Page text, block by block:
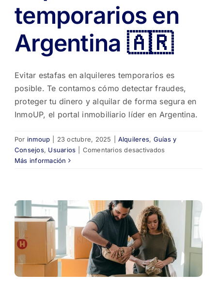
temporarios en
Argentina 🇦🇷
Evitar estafas en alquileres temporarios es
posible. Te contamos cómo detectar fraudes,
proteger tu dinero y alquilar de forma segura en
InmoUP, el portal inmobiliario líder en Argentina.
Por inmoup 23 octubre, 2025 Alquileres, Guías y
Consejos, Usuarios Comentarios desactivados
alquileres
temporarios
en
Argentina
🇦🇷
Más información